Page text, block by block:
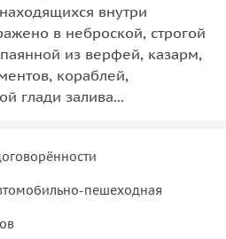
внутри
в неброской, строгой
из верфей, казарм,
кораблей,
глади залива...
пешеходная